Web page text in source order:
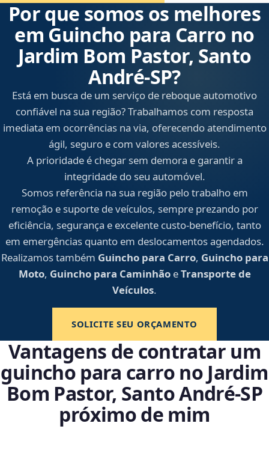
Por que somos os melhores
em Guincho para Carro no
Jardim Bom Pastor, Santo
André‑SP?
Está em busca de um serviço de reboque automotivo
confiável na sua região? Trabalhamos com resposta
imediata em ocorrências na via, oferecendo atendimento
ágil, seguro e com valores acessíveis.
A prioridade é chegar sem demora e garantir a
integridade do seu automóvel.
Somos referência na sua região pelo trabalho em
remoção e suporte de veículos, sempre prezando por
eficiência, segurança e excelente custo-benefício, tanto
em emergências quanto em deslocamentos agendados.
Realizamos também Guincho para Carro, Guincho para
Moto, Guincho para CaminhãoeTransporte de
Veículos.
SOLICITE SEU ORÇAMENTO
Vantagens de contratar um
guincho para carro no Jardim
Bom Pastor, Santo André‑SP
próximo de mim